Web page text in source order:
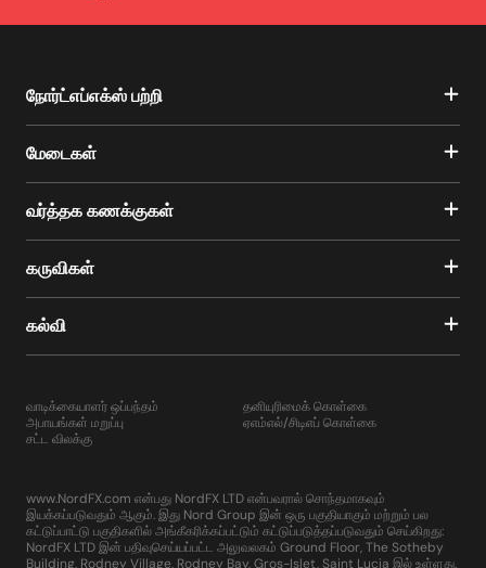
நோர்ட்எப்எக்ஸ் பற்றி
மேடைகள்
வர்த்தக கணக்குகள்
கருவிகள்
கல்வி
வாடிக்கையாளர் ஒப்பந்தம்
அபாயங்கள் மறுப்பு
சட்ட விலக்கு
தனியுரிமைக் கொள்கை
ஏஎம்எல்/சிடிஎப் கொள்கை
www.NordFX.com என்பது NordFX LTD என்பவரால் சொந்தமாகவும்
இயக்கப்படுவதும் ஆகும். இது Nord Group இன் ஒரு பகுதியாகும் மற்றும் பல
கட்டுப்பாட்டு பகுதிகளில் அங்கீகரிக்கப்பட்டும் கட்டுப்படுத்தப்படுவதும் செய்கிறது:
NordFX LTD இன் பதிவுசெய்யப்பட்ட அலுவலகம் Ground Floor, The Sotheby
Building, Rodney Village, Rodney Bay, Gros-Islet, Saint Lucia இல் உள்ளது.